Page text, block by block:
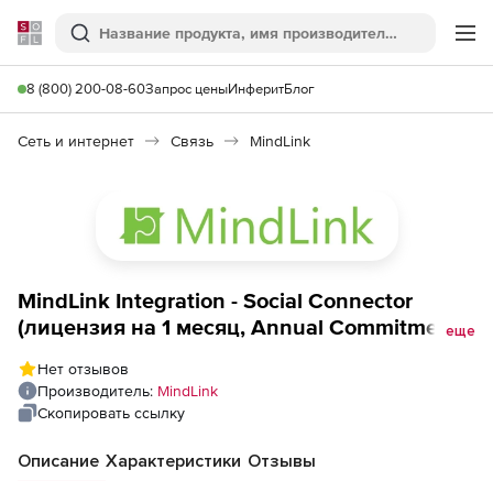
Softline
Поиск
8 (800) 200-08-60Запрос ценыИнферитБлог
Сеть и интернет Связь MindLink
MindLink Integration - Social Connector
(лицензия на 1 месяц, Annual Commitment),
еще
Нет отзывов
Производитель: MindLink
Скопировать ссылку
Описание Характеристики Отзывы